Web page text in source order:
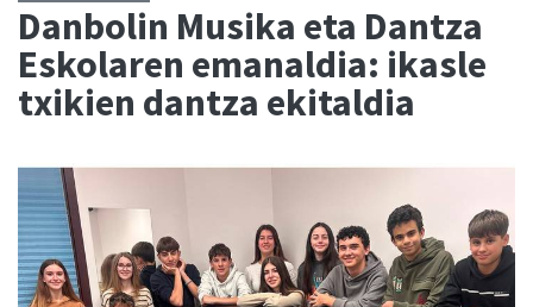
Danbolin Musika eta Dantza
Eskolaren emanaldia: ikasle
txikien dantza ekitaldia